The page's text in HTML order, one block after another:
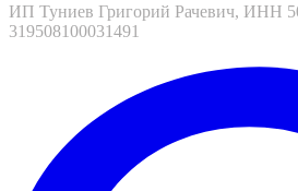
ИП Туниев Григорий Рачевич, ИНН
319508100031491